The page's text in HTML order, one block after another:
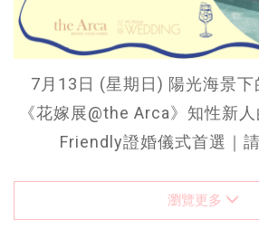
7月13日 (星期日) 陽光海景下
《花嫁展@the Arca》知性新
Friendly證婚儀式首選｜
瀏覽更多